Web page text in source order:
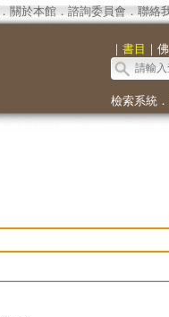
． 關於本館． 諮詢委員會． 聯絡
｜ 書目 ｜
檢索系統．